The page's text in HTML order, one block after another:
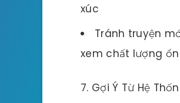
xúc
Tránh truyện
xem chất lượng
Gợi Ý Từ Hệ